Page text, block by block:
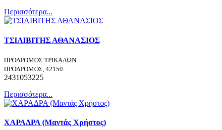
Περισσότερα...
ΤΣΙΛΙΒΙΤΗΣ ΑΘΑΝΑΣΙΟΣ
ΠΡΟΔΡΟΜΟΣ ΤΡΙΚΑΛΩΝ
ΠΡΟΔΡΟΜΟΣ, 42150
2431053225
Περισσότερα...
ΧΑΡΑΔΡΑ (Μαντάς Χρήστος)